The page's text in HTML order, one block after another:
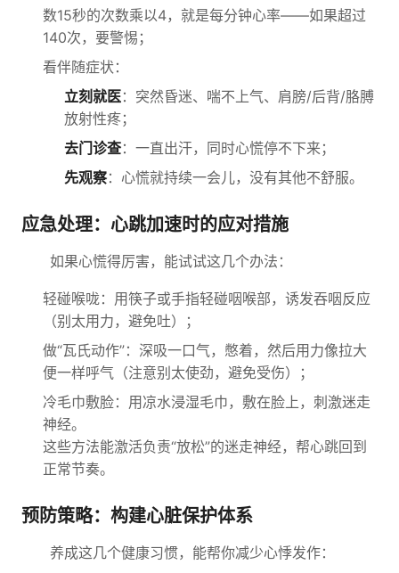
数15秒的次数乘以4，就是每分钟心率——如果超过
140次，要警惕；
看伴随症状：
立刻就医：突然昏迷、喘不上气、肩膀/后背/胳膊
放射性疼；
去门诊查：一直出汗，同时心慌停不下来；
先观察：心慌就持续一会儿，没有其他不舒服。
应急处理：心跳加速时的应对措施
如果心慌得厉害，能试试这几个办法：
轻碰喉咙：用筷子或手指轻碰咽喉部，诱发吞咽反应
（别太用力，避免吐）；
做“瓦氏动作”：深吸一口气，憋着，然后用力像拉大
便一样呼气（注意别太使劲，避免受伤）；
冷毛巾敷脸：用凉水浸湿毛巾，敷在脸上，刺激迷走
神经。
这些方法能激活负责“放松”的迷走神经，帮心跳回到
正常节奏。
预防策略：构建心脏保护体系
养成这几个健康习惯，能帮你减少心悸发作：